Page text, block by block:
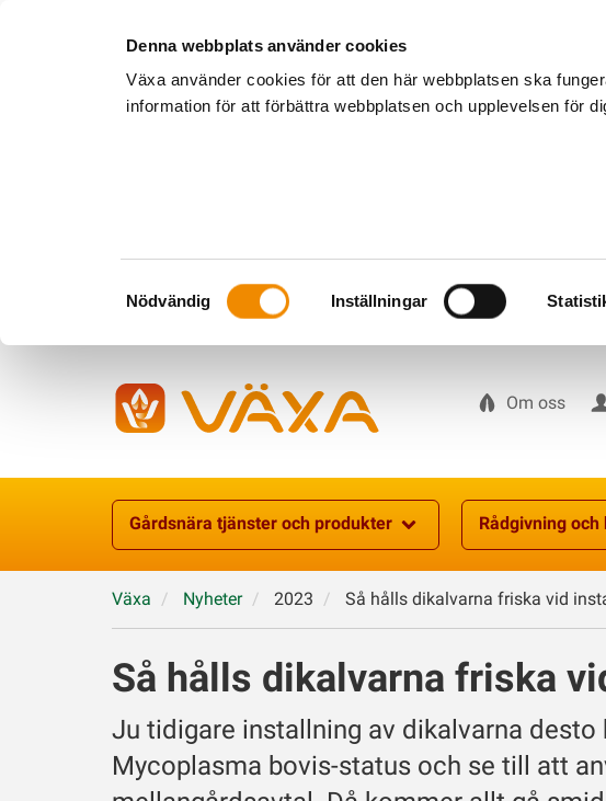
Denna webbplats använder cookies
Växa använder cookies för att den här webbplatsen ska
information för att förbättra webbplatsen och upplevelsen för
Samtyckesval
Nödvändig Inställningar
Om oss
Gårdsnära tjänster och produkter
Rådgivning och
Växa Nyheter 2023 Så hålls dikalvarna friska vid
Så hålls dikalvarna friska
Ju tidigare installning av dikalvarna desto
Mycoplasma bovis-status och se till att